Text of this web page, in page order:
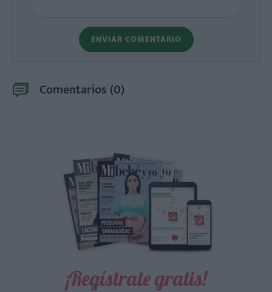
ENVIAR COMENTARIO
Comentarios (0)
¡Regístrate gratis!